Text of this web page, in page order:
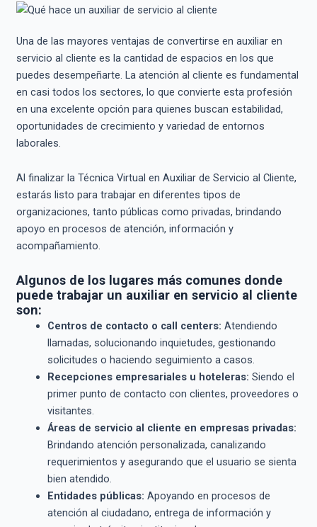
Una de las mayores ventajas de convertirse en auxiliar en
servicio al cliente es la cantidad de espacios en los que
puedes desempeñarte. La atención al cliente es fundamental
en casi todos los sectores, lo que convierte esta profesión
en una excelente opción para quienes buscan estabilidad,
oportunidades de crecimiento y variedad de entornos
laborales.
Al finalizar la Técnica Virtual en Auxiliar de Servicio al Cliente,
estarás listo para trabajar en diferentes tipos de
organizaciones, tanto públicas como privadas, brindando
apoyo en procesos de atención, información y
acompañamiento.
Algunos de los lugares más comunes donde
puede trabajar un auxiliar en servicio al cliente
son:
Centros de contacto o call centers: Atendiendo
llamadas, solucionando inquietudes, gestionando
solicitudes o haciendo seguimiento a casos.
Recepciones empresariales u hoteleras: Siendo el
primer punto de contacto con clientes, proveedores o
visitantes.
Áreas de servicio al cliente en empresas privadas:
Brindando atención personalizada, canalizando
requerimientos y asegurando que el usuario se sienta
bien atendido.
Entidades públicas: Apoyando en procesos de
atención al ciudadano, entrega de información y